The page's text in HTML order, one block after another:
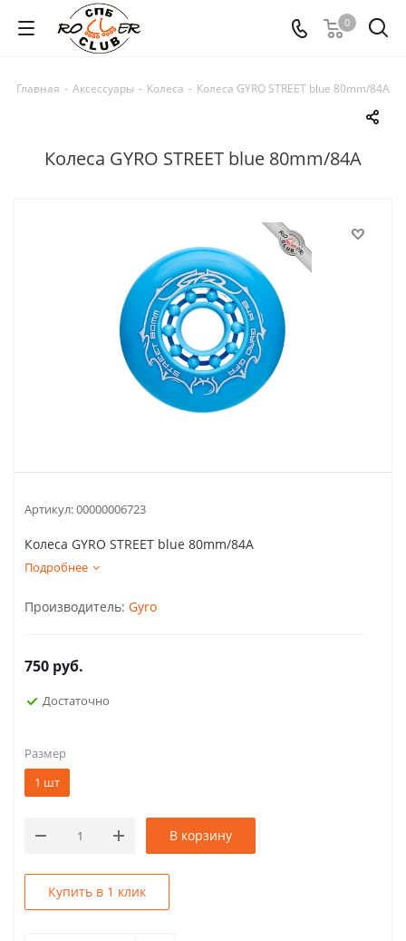
0
Главная - Аксессуары - Колеса - Колеса GYRO STREET blue 80mm/84A
Колеса GYRO STREET blue 80mm/84A
Артикул:00000006723
Колеса GYRO STREET blue 80mm/84A
Подробнее
Производитель: Gyro
750 руб.
Достаточно
Размер
1 шт
В корзину
Купить в 1 клик